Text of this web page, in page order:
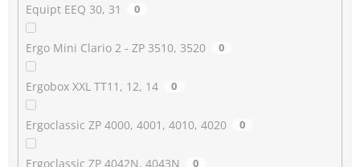
Equipt EEQ 30, 31 0
Ergo Mini Clario 2 - ZP 3510, 3520 0
Ergobox XXL TT11, 12, 14 0
Ergoclassic ZP 4000, 4001, 4010, 4020 0
Ergoclassic ZP 4042N, 4043N 0